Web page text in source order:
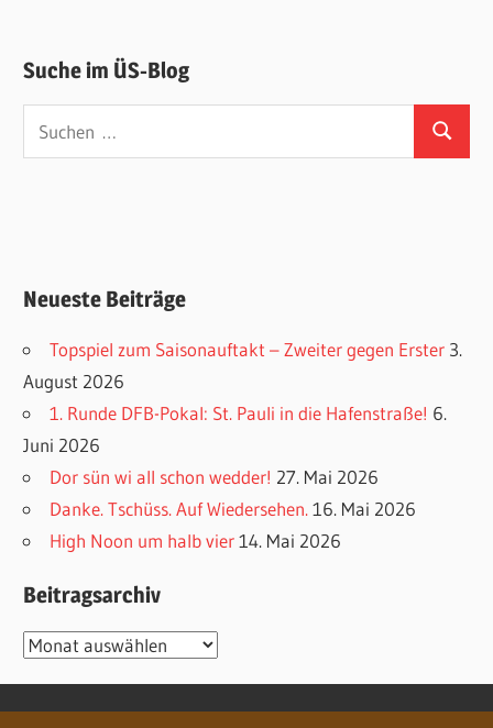
Suche im ÜS-Blog
Suchen
Neueste Beiträge
Topspiel zum Saisonauftakt – Zweiter gegen Erster 3.
August 2026
1. Runde DFB-Pokal: St. Pauli in die Hafenstraße! 6.
Juni 2026
Dor sün wi all schon wedder! 27. Mai 2026
Danke. Tschüss. Auf Wiedersehen. 16. Mai 2026
High Noon um halb vier 14. Mai 2026
Beitragsarchiv
Beitragsarchiv